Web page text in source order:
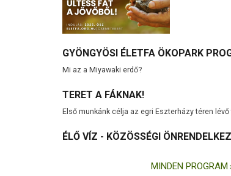
GYÖNGYÖSI ÉLETFA ÖKOPARK
Mi az a Miyawaki erdő?
TERET A FÁKNAK!
Első munkánk célja az egri Eszterházy téren
ÉLŐ VÍZ - KÖZÖSSÉGI
MINDEN PROGRAM